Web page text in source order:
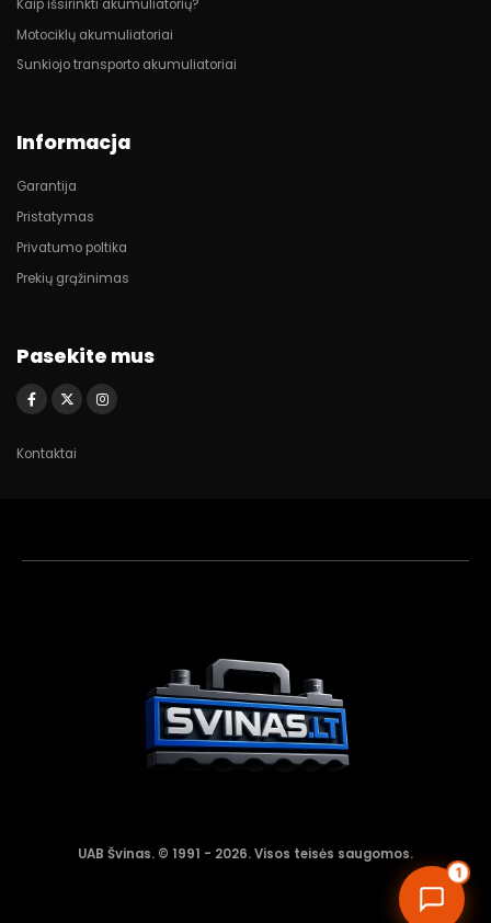
Kaip išsirinkti akumuliatorių?
Motociklų akumuliatoriai
Sunkiojo transporto akumuliatoriai
Informacja
Garantija
Pristatymas
Privatumo poltika
Prekių grąžinimas
Pasekite mus
Kontaktai
UAB Švinas. © 1991 - 2026. Visos teisės saugomos.
1
Akumuliatorių
asistentas
Aktyvus dabar